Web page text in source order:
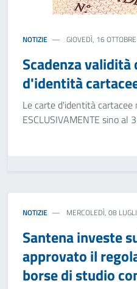
NOTIZIE GIOVEDÌ, 16
Scadenza validità
d'identità
Le carte d'identità
ESCLUSIVAMENTE sino al
NOTIZIE MERCOLEDÌ, 08
Santena investe
approvato il
borse di studio